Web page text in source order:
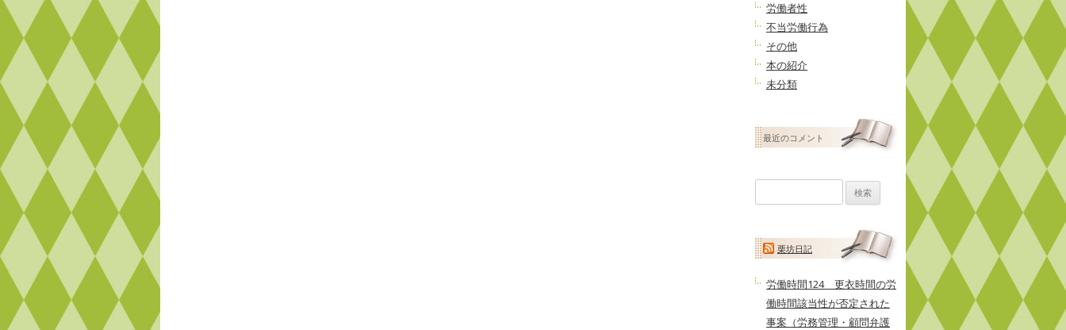
労働者性
不当労働行為
その他
本の紹介
未分類
最近のコメント
検
栗坊日記
労働時間124 更衣時間の労
働時間該当性が否定された
事案（労務管理・顧問弁護